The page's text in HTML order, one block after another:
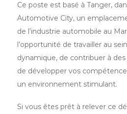
Ce poste est basé à Tanger,
Automotive City, un
de l’industrie automobile au
l’opportunité de travailler au
dynamique, de contribuer à
de développer vos
un environnement stimulant.
Si vous êtes prêt à relever ce